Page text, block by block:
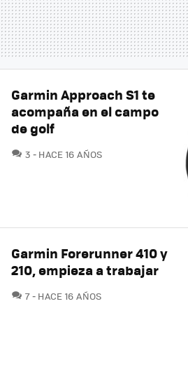
Garmin Approach S1 te
acompaña en el campo
de golf
3 COMENTARIOS
HACE 16 AÑOS
Garmin Forerunner 410 y
210, empieza a trabajar
7COMENTARIOS
HACE 16 AÑOS